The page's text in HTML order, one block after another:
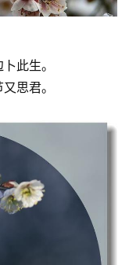
此生。
思君。